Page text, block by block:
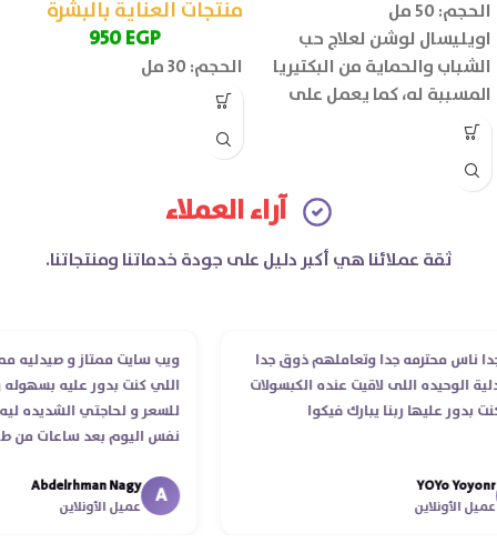
الحجم: 50 مل
اويليسال لوشن لعلاج حب
الشباب والحماية من البكتيريا
المسببة له، كما يعمل على
تهدئة البشرة وتقليل الاحمرار
منتجات العناية بالبشرة
950EGP
الحجم: 30 مل
آراء العملاء
ثقة عملائنا هي أكبر دليل على جودة خدماتنا ومنتجاتنا.
محترمه جدا وتعاملهم ذوق جدا
اللى لاقيت عنده الكبسولات
عليها ربنا يبارك فيكوا
YOYo
ويب سايت ممتاز و صيدليه
اللي كنت بدور عليه بسهوله و
للسعر و لحاجتي الشديده ليه
نفس اليوم بعد ساعات من
انتهاء موعد عمله ..فضل يتابع
استلمت ..شكرا جزيلا ليكم
A
Abdelrhman Nagy
عميل الأونلاين